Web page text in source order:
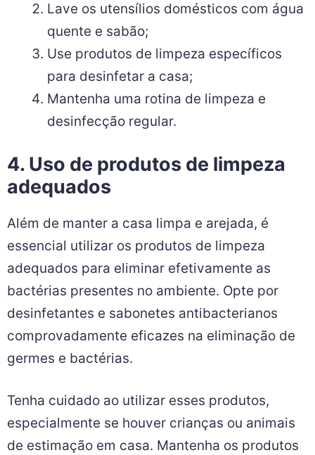
Lave os utensílios domésticos com água
quente e sabão;
Use produtos de limpeza específicos
para desinfetar a casa;
Mantenha uma rotina de limpeza e
desinfecção regular.
4. Uso de produtos de limpeza
adequados
Além de manter a casa limpa e arejada, é
essencial utilizar os produtos de limpeza
adequados para eliminar efetivamente as
bactérias presentes no ambiente. Opte por
desinfetantes e sabonetes antibacterianos
comprovadamente eficazes na eliminação de
germes e bactérias.
Tenha cuidado ao utilizar esses produtos,
especialmente se houver crianças ou animais
de estimação em casa. Mantenha os produtos